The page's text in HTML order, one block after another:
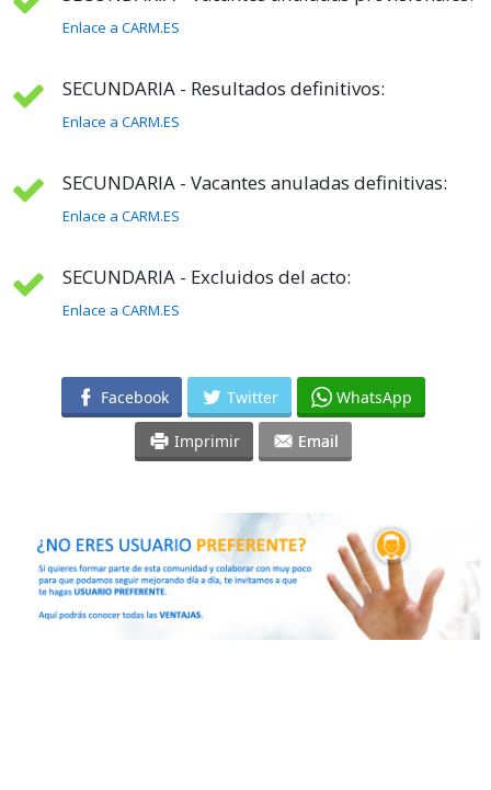
Enlace a CARM.ES
SECUNDARIA - Resultados definitivos:
Enlace a CARM.ES
SECUNDARIA - Vacantes anuladas definitivas:
Enlace a CARM.ES
SECUNDARIA - Excluidos del acto:
Enlace a CARM.ES
Facebook Twitter WhatsApp
Imprimir Email